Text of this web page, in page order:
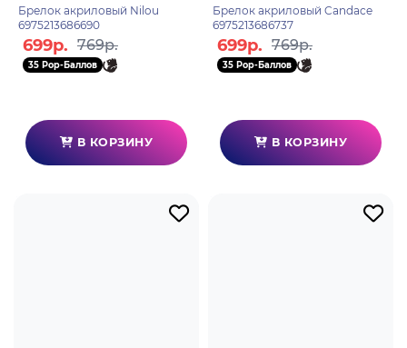
Брелок акриловый Nilou
6975213686690
699р. 769р.
35 Pop-Баллов
В КОРЗИНУ
Брелок акриловый Candace
6975213686737
699р. 769р.
35 Pop-Баллов
В КОРЗИНУ